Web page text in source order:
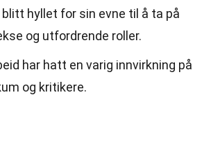
hyllet for sin evne til å ta på
og utfordrende roller.
har hatt en varig innvirkning på
og kritikere.